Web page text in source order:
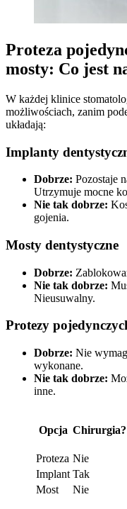
Proteza
mosty: Co jest
W każdej klinice
możliwościach, zanim
układają:
Implanty
Dobrze: Pozostaje
Utrzymuje mocne
Nie tak dobrze:
gojenia.
Mosty dentystyczne
Dobrze:
Nie tak dobrze:
Nieusuwalny.
Protezy
Dobrze: Nie
wykonane.
Nie tak dobrze:
inne.
Opcja Chirurgia?
Proteza Nie
Implant Tak
Most
Nie